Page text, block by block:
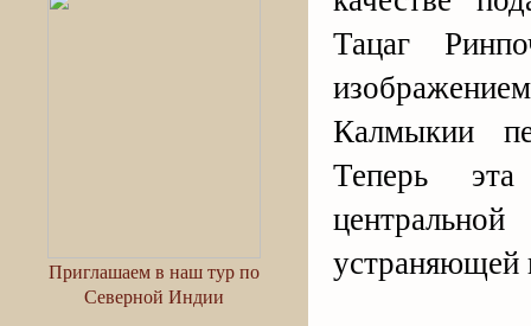
Приглашаем в наш тур по
Северной Индии
Тацаг
Калмыкии
Теперь
устраняющей